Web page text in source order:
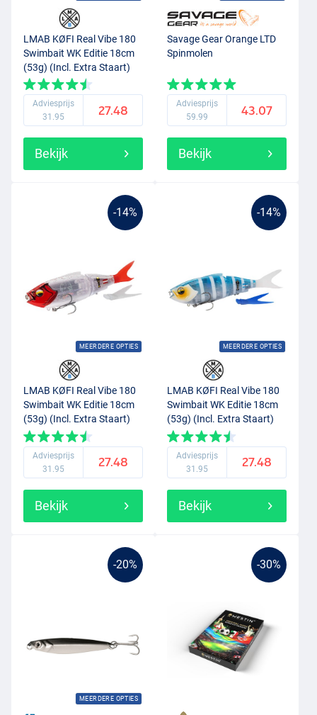
LMAB KØFI Real Vibe 180
Swimbait WK Editie 18cm
(53g) (Incl. Extra Staart)
Japan
Adviesprijs
31.95
27.48
Bekijk
Savage Gear Orange LTD
Spinmolen
Adviesprijs
59.99
43.07
Bekijk
-14%
MEERDERE OPTIES
LMAB KØFI Real Vibe 180
Swimbait WK Editie 18cm
(53g) (Incl. Extra Staart)
Austria
Adviesprijs
31.95
27.48
Bekijk
-14%
MEERDERE OPTIES
LMAB KØFI Real Vibe 180
Swimbait WK Editie 18cm
(53g) (Incl. Extra Staart)
Argentina
Adviesprijs
31.95
27.48
Bekijk
-20%
MEERDERE OPTIES
-30%